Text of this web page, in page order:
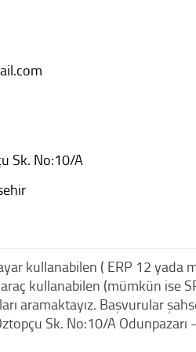
Sk. No:10/A
kullanabilen ( ERP 12 yada
kullanabilen (mümkün ise
aramaktayız. Başvurular
Sk. No:10/A Odunpazarı -